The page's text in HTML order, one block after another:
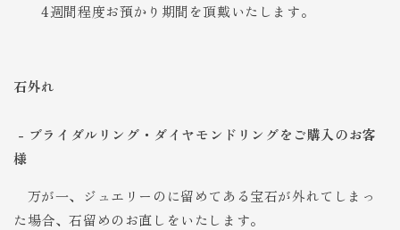
4週間程度お預かり期間を頂戴いたします。
石外れ
- ブライダルリング・ダイヤモンドリングをご購入のお客
様
万が一、ジュエリーのに留めてある宝石が外れてしまっ
た場合、石留めのお直しをいたします。